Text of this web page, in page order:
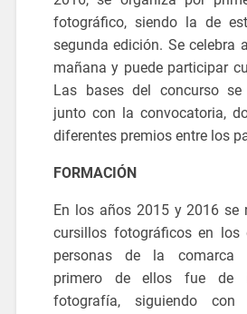
fotográfico, siendo la de
segunda edición. Se celebra
mañana y puede participar
Las bases del concurso
junto con la convocatoria,
diferentes premios entre los
FORMACIÓN
En los años 2015 y 2016 se
cursillos fotográficos en los
personas de la comarca
primero de ellos fue de
fotografía, siguiendo